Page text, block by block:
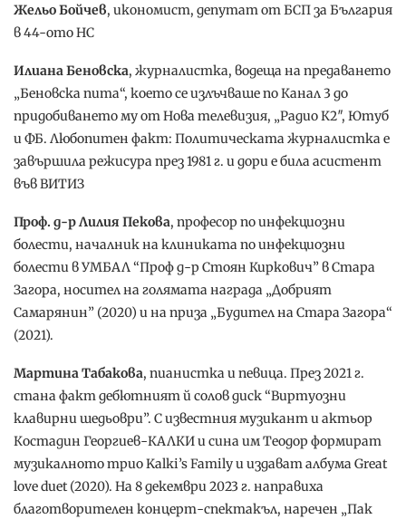
Жельо Бойчев, икономист, депутат от БСП за България
в 44-ото НС
Илиана Беновска, журналистка, водеща на предаването
„Беновска пита“, което се излъчваше по Канал 3 до
придобиването му от Нова телевизия, „Радио К2″, Ютуб
и ФБ. Любопитен факт: Политическата журналистка е
завършила режисура през 1981 г. и дори е била асистент
във ВИТИЗ
Проф. д-р Лилия Пекова, професор по инфекциозни
болести, началник на клиниката по инфекциозни
болести в УМБАЛ “Проф д-р Стоян Киркович” в Стара
Загора, носител на голямата награда „Добрият
Самарянин” (2020) и на приза „Будител на Стара Загора“
(2021).
Мартина Табакова, пианистка и певица. През 2021 г.
стана факт дебютният й солов диск “Виртуозни
клавирни шедьоври”. С известния музикант и актьор
Костадин Георгиев-КАЛКИ и сина им Теодор формират
музикалното трио Kalki’s Family и издават албума Great
love duet (2020). На 8 декември 2023 г. направиха
благотворителен концерт-спектакъл, наречен „Пак